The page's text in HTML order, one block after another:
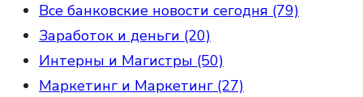
Все банковские новости сегодня (79)
Заработок и деньги (20)
Интерны и Магистры (50)
Маркетинг и Маркетинг (27)